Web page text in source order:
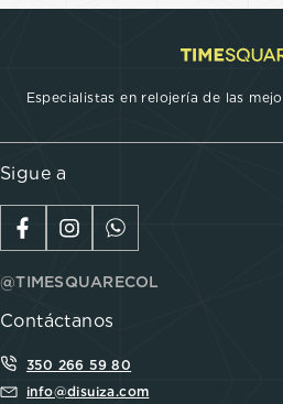
Especialistas en relojería de las
Sigue a
@TIMESQUARECOL
Contáctanos
350 266 59 80
info@disuiza.com